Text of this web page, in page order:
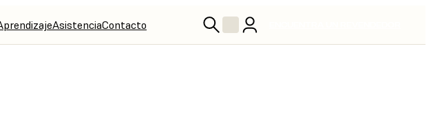
AsistenciaContacto